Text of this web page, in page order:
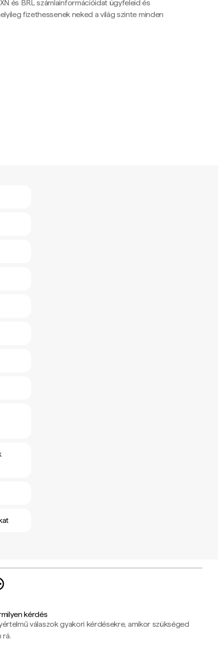
és BRL számlainformációidat ügyfeleid és
fizethessenek neked a világ szinte minden
kérdés
válaszok gyakori kérdésekre, amikor szükséged
rá.